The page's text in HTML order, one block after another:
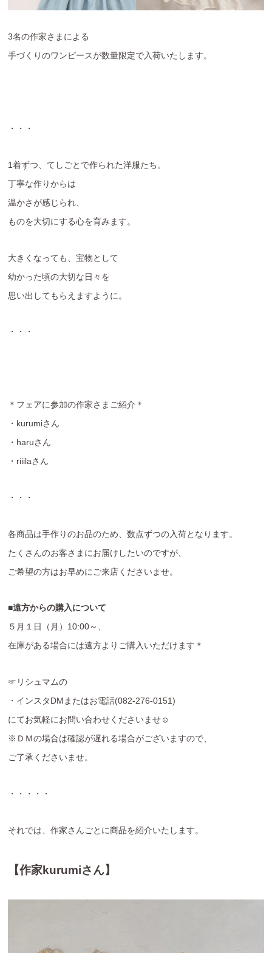
3名の作家さまによる
手づくりのワンピースが数量限定で入荷いたします。
・・・
1着ずつ、てしごとで作られた洋服たち。
丁寧な作りからは
温かさが感じられ、
ものを大切にする心を育みます。
大きくなっても、宝物として
幼かった頃の大切な日々を
思い出してもらえますように。
・・・
＊フェアに参加の作家さまご紹介＊
・kurumiさん
・haruさん
・riiilaさん
・・・
各商品は手作りのお品のため、数点ずつの入荷となります。
たくさんのお客さまにお届けしたいのですが、
ご希望の方はお早めにご来店くださいませ。
■遠方からの購入について
５月１日（月）10:00～、
在庫がある場合には遠方よりご購入いただけます＊
☞リシュマムの
・インスタDMまたはお電話(082-276-0151)
にてお気軽にお問い合わせくださいませ☺️
※ＤＭの場合は確認が遅れる場合がございますので、
ご了承くださいませ。
・・・・・
それでは、作家さんごとに商品を紹介いたします。
【作家kurumiさん】